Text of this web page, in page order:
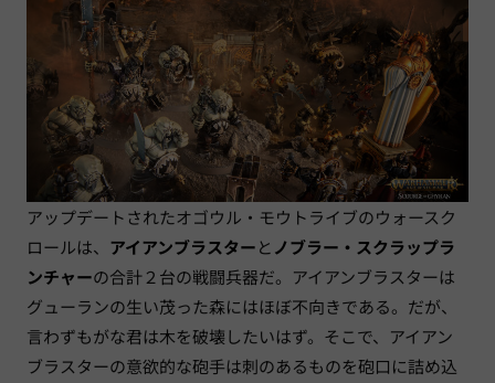
アップデートされたオゴウル・モウトライブのウォースク
ロールは、 アイアンブラスターとノブラー・スクラップラ
ンチャーの合計２台の戦闘兵器だ。アイアンブラスターは
グューランの生い茂った森にはほぼ不向きである。だが、
言わずもがな君は木を破壊したいはず。そこで、アイアン
ブラスターの意欲的な砲手は刺のあるものを砲口に詰め込